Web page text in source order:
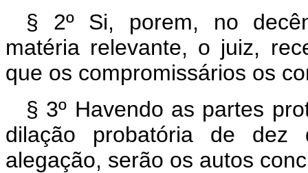
§ 2º Si, porem, no
matéria relevante, o juiz,
que os compromissários os
§ 3º Havendo as partes
dilação probatória de
alegação, serão os autos